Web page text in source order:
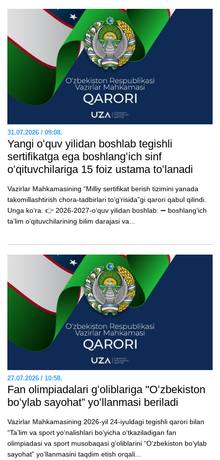
31.07.2026 / 09:08.
Yangi oʻquv yilidan boshlab tegishli
sertifikatga ega boshlangʻich sinf
oʻqituvchilariga 15 foiz ustama toʻlanadi
Vazirlar Mahkamasining “Milliy sertifikat berish tizimini yanada
takomillashtirish chora-tadbirlari toʻgʻrisida”gi qarori qabul qilindi.
Unga koʻra: 👉 2026-2027-oʻquv yilidan boshlab: ➖ boshlangʻich
taʼlim oʻqituvchilarining bilim darajasi va...
27.07.2026 / 10:58.
Fan olimpiadalari gʻoliblariga "Oʻzbekiston
boʻylab sayohat” yoʻllanmasi beriladi
Vazirlar Mahkamasining 2026-yil 24-iyuldagi tegishli qarori bilan
“Taʼlim va sport yoʻnalishlari boʻyicha oʻtkaziladigan fan
olimpiadasi va sport musobaqasi gʻoliblarini “Oʻzbekiston boʻylab
sayohat” yoʻllanmasini taqdim etish orqali...